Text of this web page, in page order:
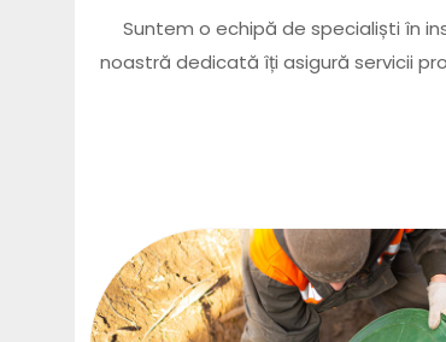
Suntem o echipă de specialiști în
noastră dedicată îți asigură servicii